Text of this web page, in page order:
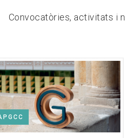
Convocatòries, activitats i